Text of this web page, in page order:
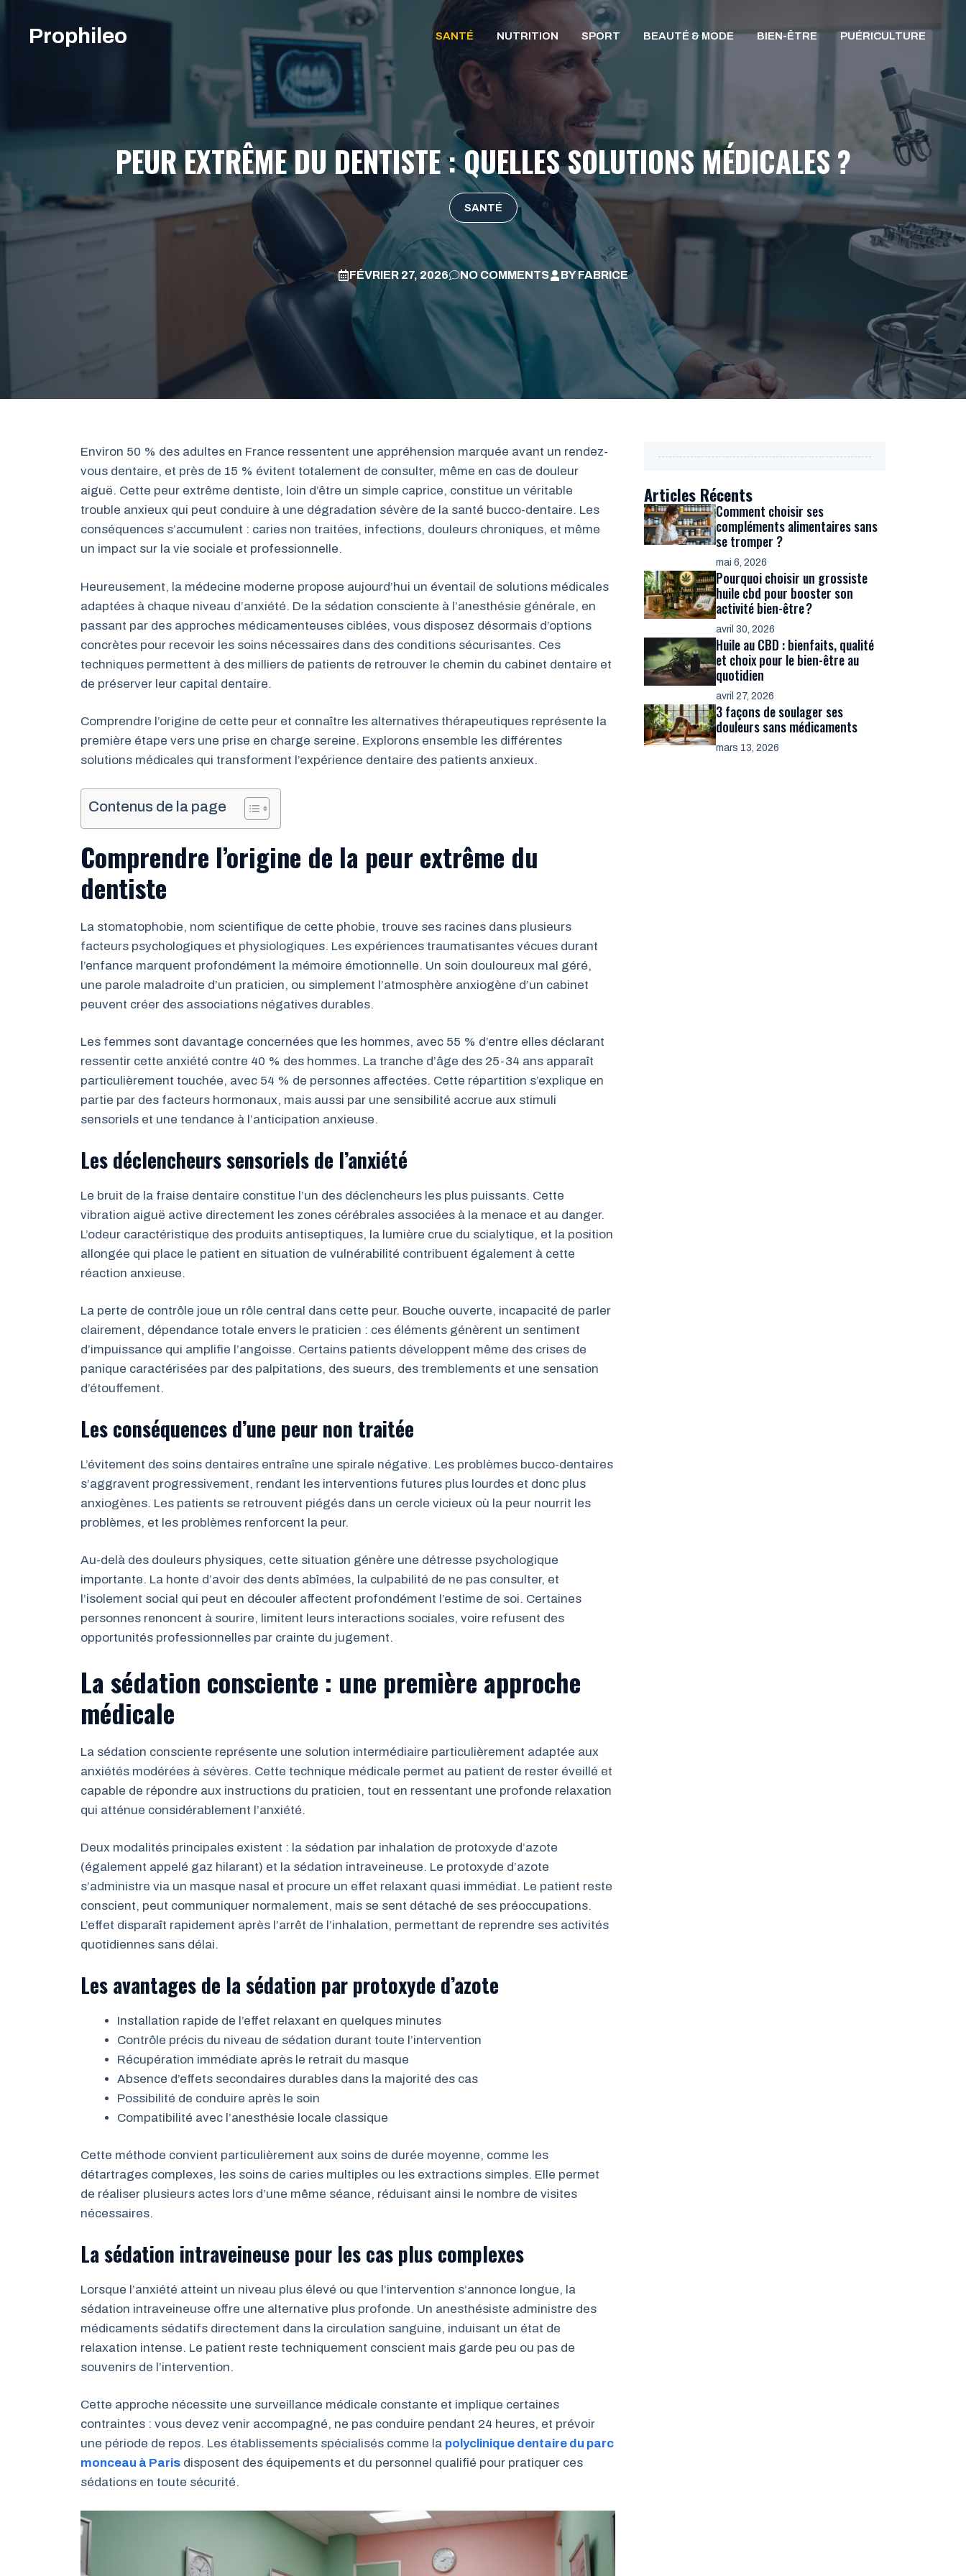
contenu
Prophileo SANTÉ NUTRITION SPORT BEAUTÉ & MODE BIEN-ÊTRE PUÉRICULTURE
PEUR EXTRÊME DU DENTISTE : QUELLES SOLUTIONS MÉDICALES ?
SANTÉ
FÉVRIER 27, 2026 NO COMMENTS BYFABRICE
Environ 50 % des adultes en France ressentent une appréhension marquée avant un rendez-
vous dentaire, et près de 15 % évitent totalement de consulter, même en cas de douleur
aiguë. Cette peur extrême dentiste, loin d’être un simple caprice, constitue un véritable
trouble anxieux qui peut conduire à une dégradation sévère de la santé bucco-dentaire. Les
conséquences s’accumulent : caries non traitées, infections, douleurs chroniques, et même
un impact sur la vie sociale et professionnelle.
Heureusement, la médecine moderne propose aujourd’hui un éventail de solutions médicales
adaptées à chaque niveau d’anxiété. De la sédation consciente à l’anesthésie générale, en
passant par des approches médicamenteuses ciblées, vous disposez désormais d’options
concrètes pour recevoir les soins nécessaires dans des conditions sécurisantes. Ces
techniques permettent à des milliers de patients de retrouver le chemin du cabinet dentaire et
de préserver leur capital dentaire.
Comprendre l’origine de cette peur et connaître les alternatives thérapeutiques représente la
première étape vers une prise en charge sereine. Explorons ensemble les différentes
solutions médicales qui transforment l’expérience dentaire des patients anxieux.
Contenus de la page
Comprendre l’origine de la peur extrême du
dentiste
La stomatophobie, nom scientifique de cette phobie, trouve ses racines dans plusieurs
facteurs psychologiques et physiologiques. Les expériences traumatisantes vécues durant
l’enfance marquent profondément la mémoire émotionnelle. Un soin douloureux mal géré,
une parole maladroite d’un praticien, ou simplement l’atmosphère anxiogène d’un cabinet
peuvent créer des associations négatives durables.
Les femmes sont davantage concernées que les hommes, avec 55 % d’entre elles déclarant
ressentir cette anxiété contre 40 % des hommes. La tranche d’âge des 25-34 ans apparaît
particulièrement touchée, avec 54 % de personnes affectées. Cette répartition s’explique en
partie par des facteurs hormonaux, mais aussi par une sensibilité accrue aux stimuli
sensoriels et une tendance à l’anticipation anxieuse.
Les déclencheurs sensoriels de l’anxiété
Le bruit de la fraise dentaire constitue l’un des déclencheurs les plus puissants. Cette
vibration aiguë active directement les zones cérébrales associées à la menace et au danger.
L’odeur caractéristique des produits antiseptiques, la lumière crue du scialytique, et la position
allongée qui place le patient en situation de vulnérabilité contribuent également à cette
réaction anxieuse.
La perte de contrôle joue un rôle central dans cette peur. Bouche ouverte, incapacité de parler
clairement, dépendance totale envers le praticien : ces éléments génèrent un sentiment
d’impuissance qui amplifie l’angoisse. Certains patients développent même des crises de
panique caractérisées par des palpitations, des sueurs, des tremblements et une sensation
d’étouffement.
Les conséquences d’une peur non traitée
L’évitement des soins dentaires entraîne une spirale négative. Les problèmes bucco-dentaires
s’aggravent progressivement, rendant les interventions futures plus lourdes et donc plus
anxiogènes. Les patients se retrouvent piégés dans un cercle vicieux où la peur nourrit les
problèmes, et les problèmes renforcent la peur.
Au-delà des douleurs physiques, cette situation génère une détresse psychologique
importante. La honte d’avoir des dents abîmées, la culpabilité de ne pas consulter, et
l’isolement social qui peut en découler affectent profondément l’estime de soi. Certaines
personnes renoncent à sourire, limitent leurs interactions sociales, voire refusent des
opportunités professionnelles par crainte du jugement.
La sédation consciente : une première approche
médicale
La sédation consciente représente une solution intermédiaire particulièrement adaptée aux
anxiétés modérées à sévères. Cette technique médicale permet au patient de rester éveillé et
capable de répondre aux instructions du praticien, tout en ressentant une profonde relaxation
qui atténue considérablement l’anxiété.
Deux modalités principales existent : la sédation par inhalation de protoxyde d’azote
(également appelé gaz hilarant) et la sédation intraveineuse. Le protoxyde d’azote
s’administre via un masque nasal et procure un effet relaxant quasi immédiat. Le patient reste
conscient, peut communiquer normalement, mais se sent détaché de ses préoccupations.
L’effet disparaît rapidement après l’arrêt de l’inhalation, permettant de reprendre ses activités
quotidiennes sans délai.
Les avantages de la sédation par protoxyde d’azote
Installation rapide de l’effet relaxant en quelques minutes
Contrôle précis du niveau de sédation durant toute l’intervention
Récupération immédiate après le retrait du masque
Absence d’effets secondaires durables dans la majorité des cas
Possibilité de conduire après le soin
Compatibilité avec l’anesthésie locale classique
Cette méthode convient particulièrement aux soins de durée moyenne, comme les
détartrages complexes, les soins de caries multiples ou les extractions simples. Elle permet
de réaliser plusieurs actes lors d’une même séance, réduisant ainsi le nombre de visites
nécessaires.
La sédation intraveineuse pour les cas plus complexes
Lorsque l’anxiété atteint un niveau plus élevé ou que l’intervention s’annonce longue, la
sédation intraveineuse offre une alternative plus profonde. Un anesthésiste administre des
médicaments sédatifs directement dans la circulation sanguine, induisant un état de
relaxation intense. Le patient reste techniquement conscient mais garde peu ou pas de
souvenirs de l’intervention.
Cette approche nécessite une surveillance médicale constante et implique certaines
contraintes : vous devez venir accompagné, ne pas conduire pendant 24 heures, et prévoir
une période de repos. Les établissements spécialisés comme la polyclinique dentaire du parc
monceau à Paris disposent des équipements et du personnel qualifié pour pratiquer ces
sédations en toute sécurité.
Articles Récents
Comment choisir ses
compléments alimentaires sans
se tromper ?
mai 6, 2026
Pourquoi choisir un grossiste
huile cbd pour booster son
activité bien-être ?
avril 30, 2026
Huile au CBD : bienfaits, qualité
et choix pour le bien-être au
quotidien
avril 27, 2026
3 façons de soulager ses
douleurs sans médicaments
mars 13, 2026